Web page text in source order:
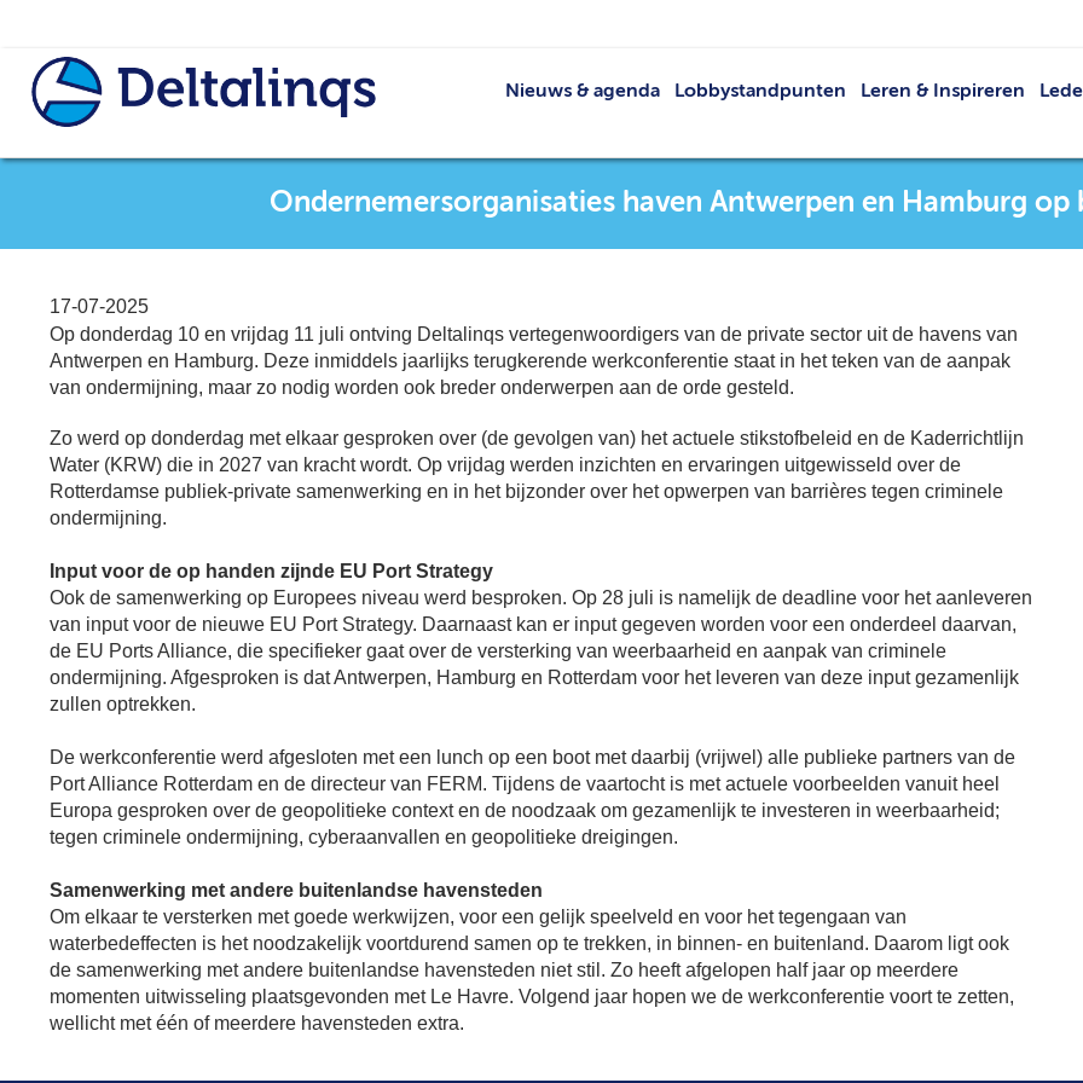
Nieuws & agenda
Agenda
Lobbystandpunten Leren & Inspireren
Ondernemersorganisaties haven Antwerpen en Hamburg op
17-07-2025
Op donderdag 10 en vrijdag 11 juli ontving Deltalinqs vertegenwoordigers van de private sector uit de havens van
Antwerpen en Hamburg. Deze inmiddels jaarlijks terugkerende werkconferentie staat in het teken van de aanpak
van ondermijning, maar zo nodig worden ook breder onderwerpen aan de orde gesteld.
Zo werd op donderdag met elkaar gesproken over (de gevolgen van) het actuele stikstofbeleid en de Kaderrichtlijn
Water (KRW) die in 2027 van kracht wordt. Op vrijdag werden inzichten en ervaringen uitgewisseld over de
Rotterdamse publiek-private samenwerking en in het bijzonder over het opwerpen van barrières tegen criminele
ondermijning.
Input voor de op handen zijnde EU Port Strategy
Ook de samenwerking op Europees niveau werd besproken. Op 28 juli is namelijk de deadline voor het aanleveren
van input voor de nieuwe EU Port Strategy. Daarnaast kan er input gegeven worden voor een onderdeel daarvan,
de EU Ports Alliance, die specifieker gaat over de versterking van weerbaarheid en aanpak van criminele
ondermijning. Afgesproken is dat Antwerpen, Hamburg en Rotterdam voor het leveren van deze input gezamenlijk
zullen optrekken.
De werkconferentie werd afgesloten met een lunch op een boot met daarbij (vrijwel) alle publieke partners van de
Port Alliance Rotterdam en de directeur van FERM. Tijdens de vaartocht is met actuele voorbeelden vanuit heel
Europa gesproken over de geopolitieke context en de noodzaak om gezamenlijk te investeren in weerbaarheid;
tegen criminele ondermijning, cyberaanvallen en geopolitieke dreigingen.
Samenwerking met andere buitenlandse havensteden
Om elkaar te versterken met goede werkwijzen, voor een gelijk speelveld en voor het tegengaan van
waterbedeffecten is het noodzakelijk voortdurend samen op te trekken, in binnen- en buitenland. Daarom ligt ook
de samenwerking met andere buitenlandse havensteden niet stil. Zo heeft afgelopen half jaar op meerdere
momenten uitwisseling plaatsgevonden met Le Havre. Volgend jaar hopen we de werkconferentie voort te zetten,
wellicht met één of meerdere havensteden extra.